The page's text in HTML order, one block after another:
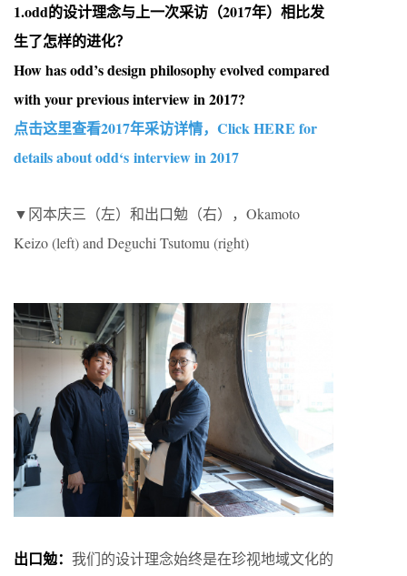
1.odd的设计理念与上一次采访（2017年）相比发
生了怎样的进化？
How has odd’s design philosophy evolved compared
with your previous interview in 2017?
点击这里查看2017年采访详情，Click HERE for
details about odd‘s interview in 2017
▼冈本庆三（左）和出口勉（右），Okamoto
Keizo (left) and Deguchi Tsutomu (right)
出口勉： 我们的设计理念始终是在珍视地域文化的